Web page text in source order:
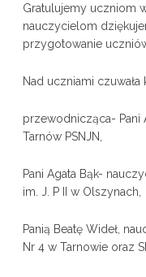
Gratulujemy uczniom
nauczycielom
przygotowanie
Nad uczniami czuwała
przewodnicząca- Pani
Tarnów PSNJN,
Pani Agata Bąk-
im. J. P II w Olszynach,
Panią Beatę Wideł,
Nr 4 w Tarnowie oraz